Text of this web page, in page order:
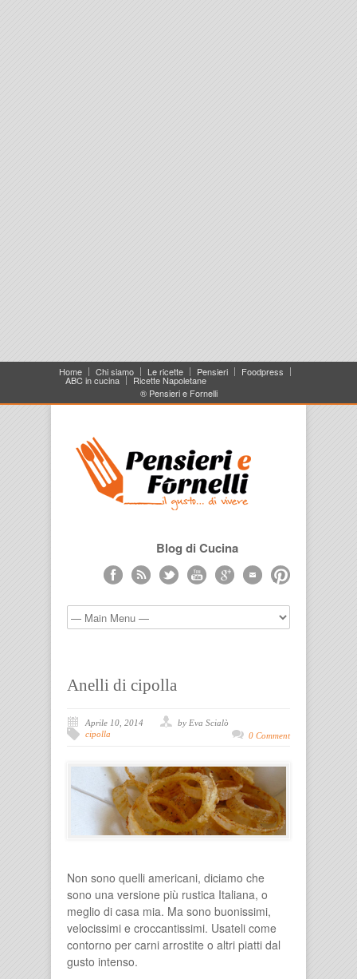
Home Chi siamo Le ricette Pensieri Foodpress
ABC in cucina
Ricette Napoletane
® Pensieri e Fornelli
Blog di Cucina
Anelli di cipolla
Aprile 10, 2014
by Eva Scialò
cipolla
0 Comment
Non sono quelli americani, diciamo che
sono una versione più rustica Italiana, o
meglio di casa mia. Ma sono buonissimi,
velocissimi e croccantissimi. Usateli come
contorno per carni arrostite o altri piatti dal
gusto intenso.